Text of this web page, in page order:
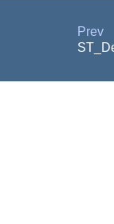
Prev